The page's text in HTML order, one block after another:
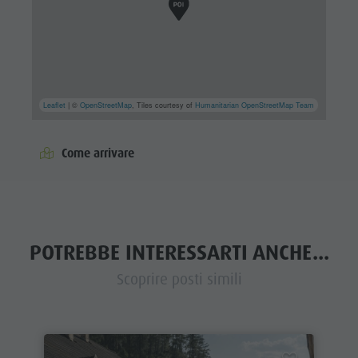
Leaflet | ©OpenStreetMap, Tiles courtesy of Humanitarian OpenStreetMap Team
Come arrivare
POTREBBE INTERESSARTI ANCHE...
Scoprire posti simili